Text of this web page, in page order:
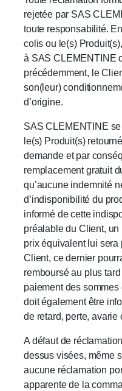
rejetée par SAS
toute responsabilité.
colis ou le(s)
à SAS CLEMENTINE
précédemment, le
son(leur)
d’origine.
SAS CLEMENTINE
le(s) Produit(s)
demande et par
remplacement gratuit
qu’aucune indemnité
d’indisponibilité du
informé de cette
préalable du Client, un
prix équivalent lui sera
Client, ce dernier
remboursé au plus
paiement des sommes
doit également être
de retard, perte, avarie
A défaut de
dessus visées, même
aucune réclamation
apparente de la